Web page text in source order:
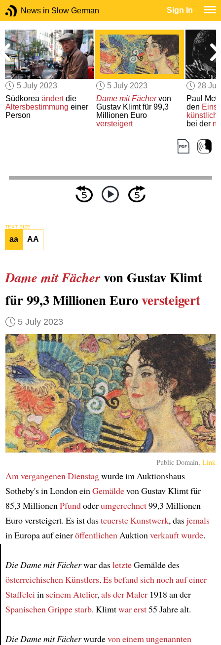
News in Slow German Sign In
5 July 2023
Südkoreaändertdie
Altersbestimmung einer
Person
5 July 2023
Dame mit Fächervon
Gustav Klimt für 99,3
Millionen Euro
versteigert
28
Paul
den
bei der
TEXT SIZE
aa AA
Dame mit Fächervon Gustav Klimt
für 99,3 Millionen Euroversteigert
5 July 2023
Public Domain,Link
Am vergangenen Dienstagwurde im Auktionshaus
Sotheby's in London einGemäldevon Gustav Klimt für
85,3 MillionenPfundoderumgerechnet99,3 Millionen
Euro versteigert. Es ist dasteuerste Kunstwerk, dasjemals
in Europa auf eineröffentlichenAuktionverkauft wurde.
Die Dame mit Fächerwar dasletzteGemälde des
österreichischen Künstlers. Es befand sichnochauf einer
Staffeleiin seinem Atelier,als der Maler1918 an der
Spanischen Grippe starb. Klimtwar erst55 Jahre alt.
Die Dame mit Fächerwurdevon einem ungenannten